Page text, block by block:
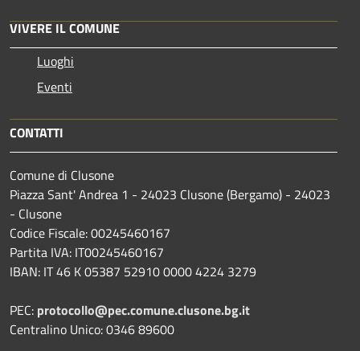
VIVERE IL COMUNE
Luoghi
Eventi
CONTATTI
Comune di Clusone
Piazza Sant' Andrea 1 - 24023 Clusone (Bergamo) - 24023
- Clusone
Codice Fiscale: 00245460167
Partita IVA: IT00245460167
IBAN: IT 46 K 05387 52910 0000 4224 3279
PEC: protocollo@pec.comune.clusone.bg.it
Centralino Unico: 0346 89600